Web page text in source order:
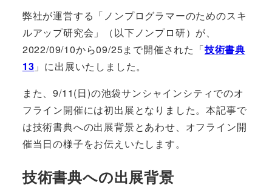
弊社が運営する「ノンプログラマーのためのスキ
ルアップ研究会」（以下ノンプロ研）が、
2022/09/10から09/25まで開催された「技術書典
13 」に出展いたしました。
また、9/11(日)の池袋サンシャインシティでのオ
フライン開催には初出展となりました。本記事で
は技術書典への出展背景とあわせ、オフライン開
催当日の様子をお伝えいたします。
技術書典への出展背景